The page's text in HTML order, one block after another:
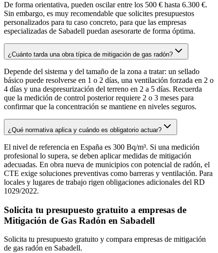
De forma orientativa, pueden oscilar entre los 500 € hasta 6.300 €.
Sin embargo, es muy recomendable que solicites presupuestos
personalizados para tu caso concreto, para que las empresas
especializadas de Sabadell puedan asesorarte de forma óptima.
¿Cuánto tarda una obra típica de mitigación de gas radón?
Depende del sistema y del tamaño de la zona a tratar: un sellado
básico puede resolverse en 1 o 2 días, una ventilación forzada en 2 o
4 días y una despresurización del terreno en 2 a 5 días. Recuerda
que la medición de control posterior requiere 2 o 3 meses para
confirmar que la concentración se mantiene en niveles seguros.
¿Qué normativa aplica y cuándo es obligatorio actuar?
El nivel de referencia en España es 300 Bq/m³. Si una medición
profesional lo supera, se deben aplicar medidas de mitigación
adecuadas. En obra nueva de municipios con potencial de radón, el
CTE exige soluciones preventivas como barreras y ventilación. Para
locales y lugares de trabajo rigen obligaciones adicionales del RD
1029/2022.
Solicita tu presupuesto gratuito a empresas de
Mitigación de Gas Radón en Sabadell
Solicita tu presupuesto gratuito y compara empresas de mitigación
de gas radón en Sabadell.